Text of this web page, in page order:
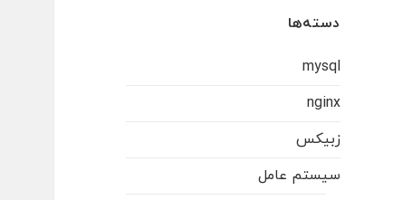
دسته‌ها
mysql
nginx
زبیکس
سیستم عامل